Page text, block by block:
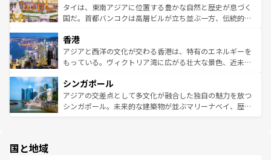
わってみてほしい。 なお、新着の韓国情報はコンテンツ一
覧を参照してほしい。
ーチミン市のフランス統治時代の建物も、独特の雰囲気を
醸し出している。また、バラエティの豊かさとおいしさで
とつ。フォーやバインミー、ベトナムコーヒーなどは、ぜ
ひ現地で味わいたい。どの地域を訪れてもあたたかい人々
が旅行者を迎えてくれるので、きっと忘れられない旅にな
参照してほしい。
タイは、東南アジアに位置する豊かな自然と歴史が息づく
国だ。首都バンコクは高層ビルが立ち並ぶ一方、伝統的な
の活気が交差している。北部ではチェンマイなどの山岳地
帯で自然と触れ合い、南部ではプーケットやクラビの美し
いビーチでリゾート気分を楽しむことができる。タイ料理
激する。気候は一年中温暖で、どの季節にも異なる楽しみ
が待っている。親しみやすいタイの人々、仏教を中心とし
た文化、そして多様な観光資源が、訪れる旅人を魅了し続
香港
アジアと西洋の文化が交わる香港は、特有のエネルギーを
もっている。ヴィクトリア湾に広がる壮大な景色、近未来
み、どこを訪れても感動するはず。観光スポットが密集し
ており、効率よく見どころを回れるのも魅力。息をのむよ
うな絶景から文化的な体験まで、香港を存分に楽しみ尽く
シンガポール
アジアの交差点として多文化が融合した独自の魅力を放つ
シンガポール。未来的な建築物が並ぶマリーナベイ、歴史
国と地域